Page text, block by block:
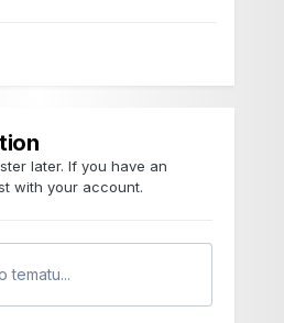
later. If you have an
with your account.
tematu...